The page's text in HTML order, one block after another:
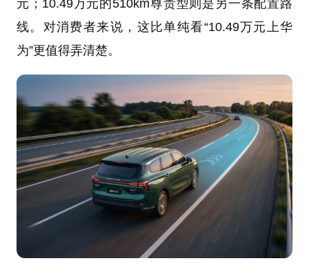
元；10.49万元的510km尊贵型则是另一条配置路
线。对消费者来说，这比单纯看“10.49万元上华
为”更值得弄清楚。